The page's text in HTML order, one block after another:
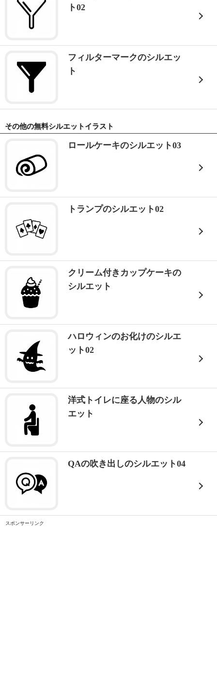
ト02
フィルターマークのシルエッ
ト
その他の無料シルエットイラスト
ロールケーキのシルエット03
トランプのシルエット02
クリーム付きカップケーキの
シルエット
ハロウィンのお化けのシルエ
ット02
洋式トイレに座る人物のシル
エット
QAの吹き出しのシルエット04
スポンサーリンク